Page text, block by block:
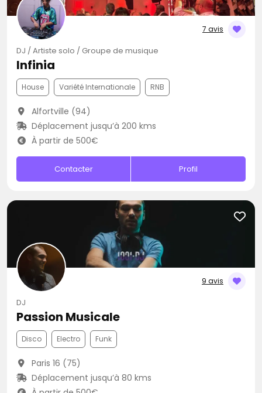
7 avis
DJ / Artiste solo / Groupe de musique
Infinia
House Variété Internationale RNB
Alfortville (94)
Déplacement jusqu’à 200 kms
À partir de 500€
Contacter Profil
9 avis
DJ
Passion Musicale
Disco Electro Funk
Paris 16 (75)
Déplacement jusqu’à 80 kms